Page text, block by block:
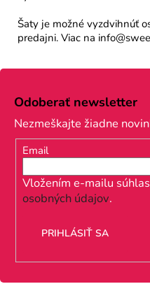
Šaty je možné vyzdvihnúť
predajni. Viac na
Z
Odoberať newsletter
Nezmeškajte žiadne
Email
Vložením e-mailu
osobných údajov.
PRIHLÁSIŤ SA